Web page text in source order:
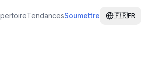
TendancesSoumettre 🇫🇷FR